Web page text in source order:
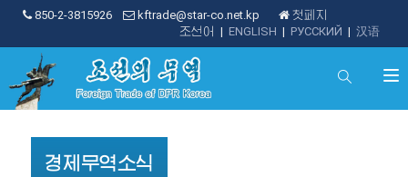
850-2-3815926 kftrade@star-co.net.kp
첫페지
| 汉语
| РУССКИЙ
| ENGLISH
조선어
경제무역소식